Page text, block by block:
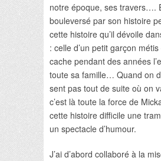
notre époque, ses travers….
bouleversé par son histoire
cette histoire qu’il dévoile
: celle d’un petit garçon
cache pendant des années
toute sa famille… Quand on
sent pas tout de suite où on
c’est là toute la force de
cette histoire difficile une
un spectacle d’humour.
J’ai d’abord collaboré à la